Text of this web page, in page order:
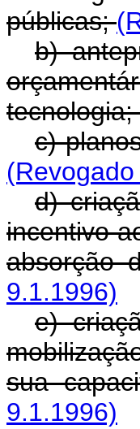
públicas;
b)
tecnologia;
c)
d)
incentivo
absorção
9.1.1996)
e)
sua
9.1.1996)